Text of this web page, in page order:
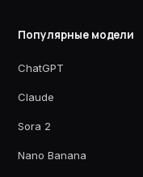
Популярные модели
ChatGPT
Claude
Sora 2
Nano Banana